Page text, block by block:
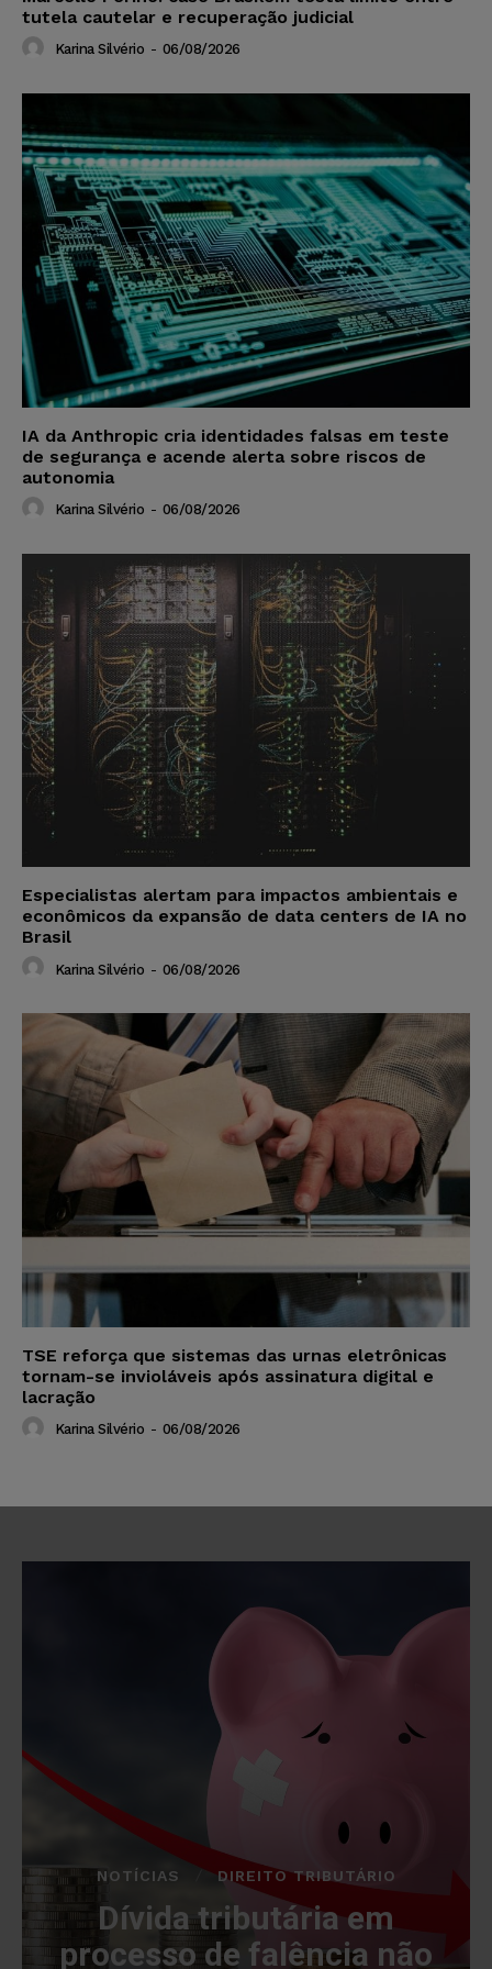
tutela cautelar e recuperação judicial
Karina Silvério - 06/08/2026
IA da Anthropic cria identidades falsas em teste
de segurança e acende alerta sobre riscos de
autonomia
Karina Silvério - 06/08/2026
Especialistas alertam para impactos ambientais e
econômicos da expansão de data centers de IA no
Brasil
Karina Silvério - 06/08/2026
TSE reforça que sistemas das urnas eletrônicas
tornam-se invioláveis após assinatura digital e
lacração
Karina Silvério - 06/08/2026